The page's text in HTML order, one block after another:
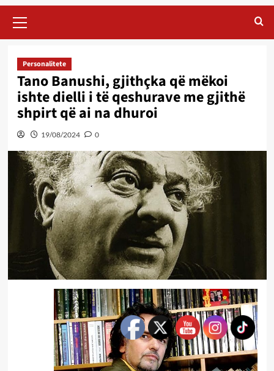
Menu
Personalitete
Tano Banushi, gjithçka që mëkoi
ishte dielli i të qeshurave me gjithë
shpirt që ai na dhuroi
19/08/2024 0